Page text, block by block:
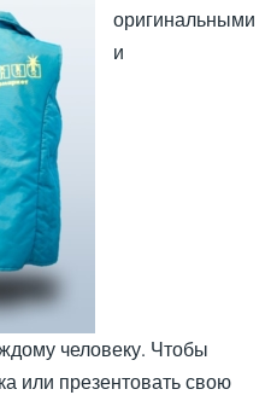
оригинальными
и
человеку. Чтобы
или презентовать свою